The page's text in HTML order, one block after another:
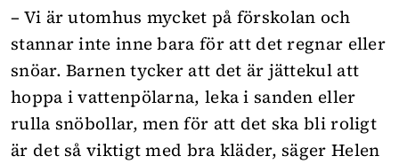
– Vi är utomhus mycket på förskolan och
stannar inte inne bara för att det regnar eller
snöar. Barnen tycker att det är jättekul att
hoppa i vattenpölarna, leka i sanden eller
rulla snöbollar, men för att det ska bli roligt
är det så viktigt med bra kläder, säger Helen